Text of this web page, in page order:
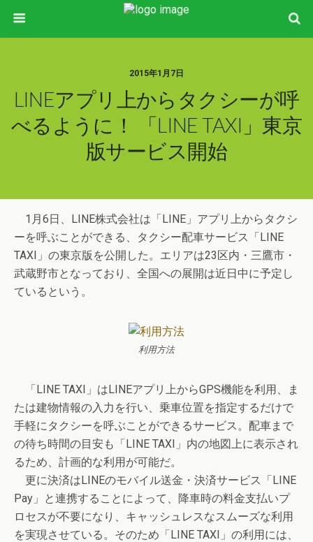
2015年1月7日
LINEアプリ上からタクシーが呼
べるように！ 「LINE TAXI」東京
版サービス開始
1月6日、LINE株式会社は「LINE」アプリ上からタクシ
ーを呼ぶことができる、タクシー配車サービス「LINE
TAXI」の東京版を公開した。エリアは23区内・三鷹市・
武蔵野市となっており、全国への展開は近日中に予定し
ているという。
利用方法
「LINE TAXI」はLINEアプリ上からGPS機能を利用、ま
たは建物情報の入力を行い、乗車位置を指定するだけで
手軽にタクシーを呼ぶことができるサービス。配車まで
の待ち時間の目安も「LINE TAXI」内の地図上に表示され
るため、計画的な利用が可能だ。
更に決済はLINEのモバイル送金・決済サービス「LINE
Pay」と連携することによって、降車時の料金支払いプ
ロセスが不要になり、キャッシュレスなスムーズな利用
を実現させている。そのため「LINE TAXI」の利用には、